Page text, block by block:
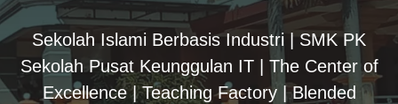
Sekolah Islami Berbasis Industri | SMK PK
Sekolah Pusat Keunggulan IT | The Center of
Excellence | Teaching Factory | Blended